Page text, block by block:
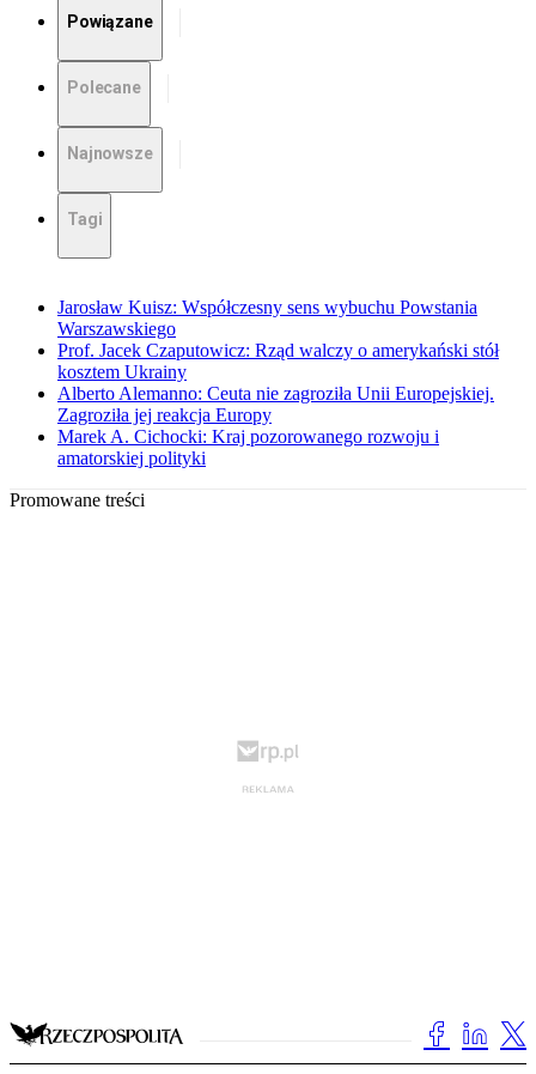
Powiązane
Polecane
Najnowsze
Tagi
Jarosław Kuisz: Współczesny sens wybuchu Powstania
Warszawskiego
Prof. Jacek Czaputowicz: Rząd walczy o amerykański stół
kosztem Ukrainy
Alberto Alemanno: Ceuta nie zagroziła Unii Europejskiej.
Zagroziła jej reakcja Europy
Marek A. Cichocki: Kraj pozorowanego rozwoju i
amatorskiej polityki
Promowane treści